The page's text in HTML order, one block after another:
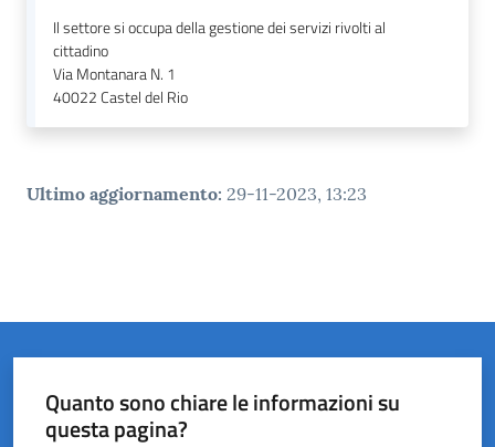
Il settore si occupa della gestione dei servizi rivolti al
cittadino
Via Montanara N. 1
40022Castel del Rio
Ultimo aggiornamento: 29-11-2023, 13:23
Quanto sono chiare le informazioni su
questa pagina?